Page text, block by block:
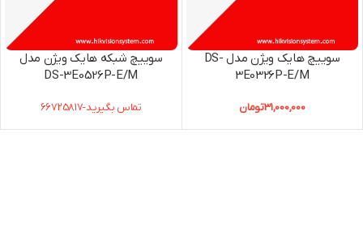
سوییچ هایک ویژن مدل DS-
3E0326P-E/M
31,000,000تومان
سوییچ شبکه هایک ویژن مدل
DS-3E0526P-E/M
تماس بگیرید-66725817